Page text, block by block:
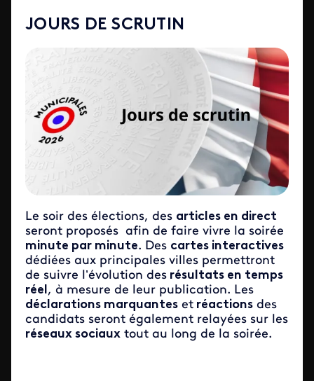
JOURS DE SCRUTIN
Le soir des élections, des articles en direct
seront proposés afin de faire vivre la soirée
minute par minute. Des cartes interactives
dédiées aux principales villes permettront
de suivre l’évolution des résultats en temps
réel, à mesure de leur publication. Les
déclarations marquantes et réactions des
candidats seront également relayées sur les
réseaux sociaux tout au long de la soirée.